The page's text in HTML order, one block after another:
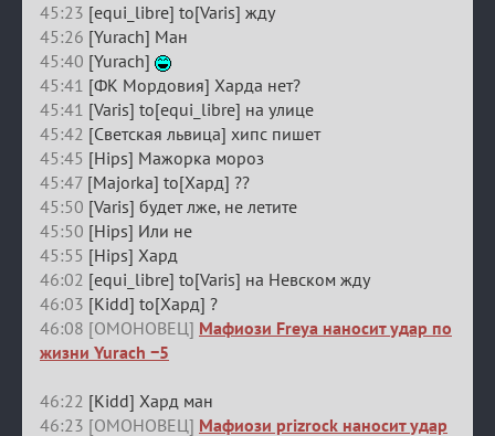
45:23 [equi_libre] to[Varis] жду
45:26 [Yurach] Ман
45:40 [Yurach]
45:41 [ФК Мордовия] Харда нет?
45:41 [Varis] to[equi_libre] на улице
45:42 [Светская львица] хипс пишет
45:45 [Hips] Мажорка мороз
45:47 [Majorka] to[Хард] ??
45:50 [Varis] будет лже, не летите
45:50 [Hips] Или не
45:55 [Hips] Хард
46:02 [equi_libre] to[Varis] на Невском жду
46:03 [Kidd] to[Хард] ?
46:08 [ОМОНОВЕЦ] Мафиози Freya наносит удар по
жизни Yurach −5
46:22 [Kidd] Хард ман
46:23 [ОМОНОВЕЦ] Мафиози prizrock наносит удар